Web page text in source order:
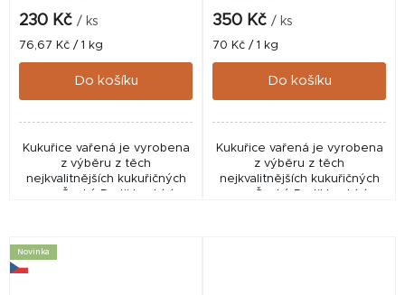
230 Kč / ks
Měrná
cena:
76,67 Kč / 1 kg
Do košíku
Kukuřice vařená je vyrobena
z výběru z těch
nejkvalitnějších kukuřičných
350 Kč / ks
Měrná
cena:
70 Kč / 1 kg
Do košíku
Kukuřice vařená je vyrobena
z výběru z těch
nejkvalitnějších kukuřičných
Novinka